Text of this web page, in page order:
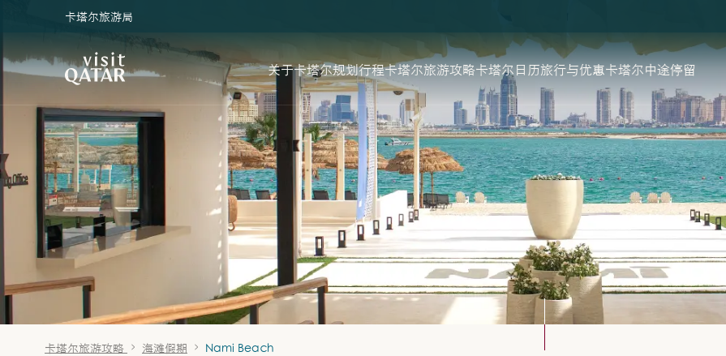
VisitQatar 首页
卡塔尔旅游局
关于卡塔尔规划行程卡塔尔旅游攻略卡塔尔日历旅行与优惠卡塔尔中途停留
卡塔尔旅游攻略 海滩假期 Nami Beach